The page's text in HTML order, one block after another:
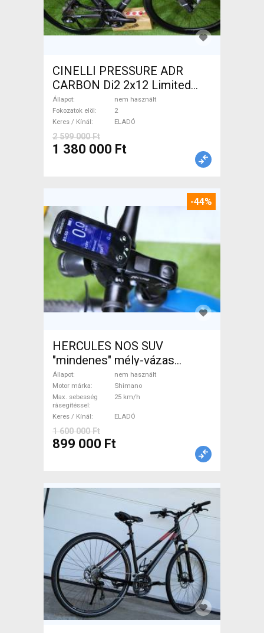
CINELLI PRESSURE ADR
CARBON Di2 2x12 Limited
1of50 0km ÚJ! Országúti
tárcsafék nem használt
ELADÓ
Állapot
nem használt
Fokozatok elöl
2
Keres / Kínál
ELADÓ
2 599 000 Ft
1 380 000 Ft
-44%
HERCULES NOS SUV
"mindenes" mély-vázas
Elektromos Trekking/cross
25 km/h Shimano nem
használt ELADÓ
Állapot
nem használt
Motor márka
Shimano
Max. sebesség
rásegítéssel
25 km/h
Keres / Kínál ELADÓ
1 600 000 Ft
899 000 Ft